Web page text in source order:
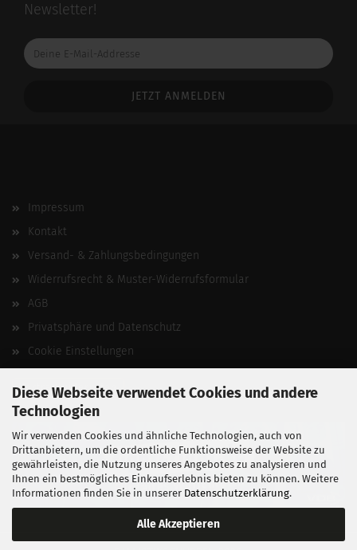
Diese Webseite verwendet Cookies und andere
Technologien
Wir verwenden Cookies und ähnliche Technologien, auch von
Drittanbietern, um die ordentliche Funktionsweise der Website zu
gewährleisten, die Nutzung unseres Angebotes zu analysieren und
Ihnen ein bestmögliches Einkaufserlebnis bieten zu können. Weitere
Informationen finden Sie in unserer Datenschutzerklärung.
Alle Akzeptieren
Newsletter!
Deine
E-
Impressum
Kontakt
Versand- & Zahlungsbedingungen
Widerrufsrecht & Muster-Widerrufsformular
AGB
Privatsphäre und Datenschutz
Cookie Einstellungen
Vertrag widerrufen